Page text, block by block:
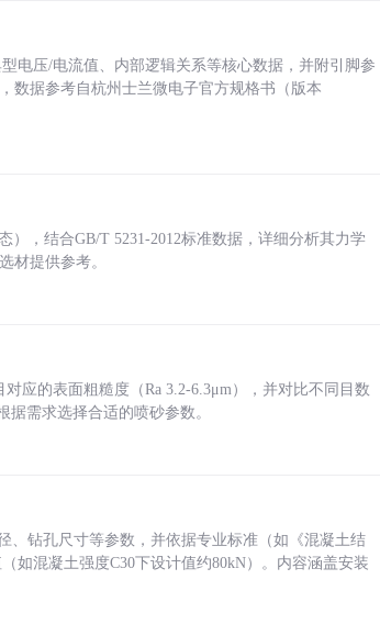
电压/电流值、内部逻辑关系等核心数据，并附引脚参
数据参考自杭州士兰微电子官方规格书（版本
，结合GB/T 5231-2012标准数据，详细分析其力学
材提供参考。
应的表面粗糙度（Ra 3.2-6.3μm），并对比不同目数
需求选择合适的喷砂参数。
、钻孔尺寸等参数，并依据专业标准（如《混凝土结
如混凝土强度C30下设计值约80kN）。内容涵盖安装